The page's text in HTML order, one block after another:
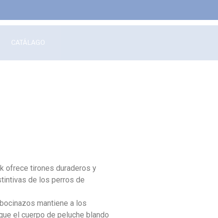
CATÁLAGO
ofrece tirones duraderos y
de los perros de
mantiene a los
el cuerpo de peluche blando